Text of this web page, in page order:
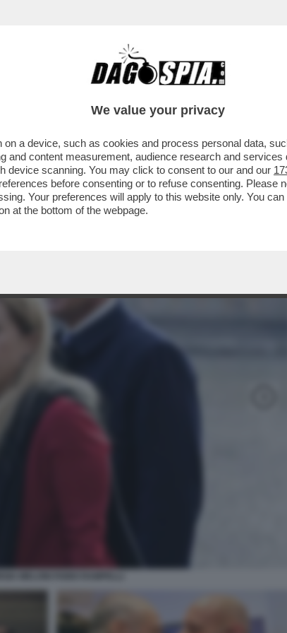
CAFONAL CRONACHE
INTERNO DI FRATELLI
MELONISMO ...
We value your privacy
a device, such as cookies and process personal data,
and content measurement, audience research and
device scanning. You may click to consent to our and our
before consenting or to refuse consenting. Please
Your preferences will apply to this website only. You
at the bottom of the webpage.